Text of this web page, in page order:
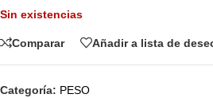
Sin existencias
Comparar Añadir a lista de
Categoría: PESO